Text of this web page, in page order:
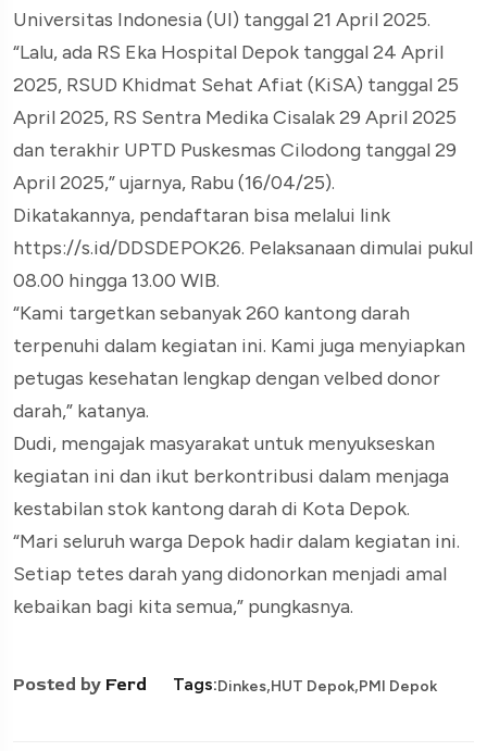
Universitas Indonesia (UI) tanggal 21 April 2025.
“Lalu, ada RS Eka Hospital Depok tanggal 24 April
2025, RSUD Khidmat Sehat Afiat (KiSA) tanggal 25
April 2025, RS Sentra Medika Cisalak 29 April 2025
dan terakhir UPTD Puskesmas Cilodong tanggal 29
April 2025,” ujarnya, Rabu (16/04/25).
Dikatakannya, pendaftaran bisa melalui link
https://s.id/DDSDEPOK26. Pelaksanaan dimulai pukul
08.00 hingga 13.00 WIB.
“Kami targetkan sebanyak 260 kantong darah
terpenuhi dalam kegiatan ini. Kami juga menyiapkan
petugas kesehatan lengkap dengan velbed donor
darah,” katanya.
Dudi, mengajak masyarakat untuk menyukseskan
kegiatan ini dan ikut berkontribusi dalam menjaga
kestabilan stok kantong darah di Kota Depok.
“Mari seluruh warga Depok hadir dalam kegiatan ini.
Setiap tetes darah yang didonorkan menjadi amal
kebaikan bagi kita semua,” pungkasnya.
Posted by Ferd Tags:Dinkes,HUT Depok,PMI Depok